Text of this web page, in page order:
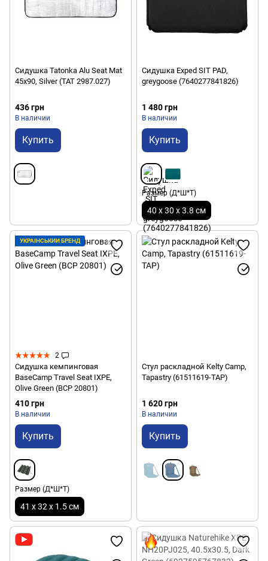
Сидушка Tatonka Alu Seat Mat
45x90, Silver (TAT 2987.027)
436 грн
В наличии
Купить
Сидушка Exped SIT PAD,
greygoose (7640277841826)
1 480 грн
В наличии
Купить
Размер (Д*Ш*Т)
40 x 30 x 3.8 см
УКРАЇНСЬКИЙ БРЕНД
2
Сидушка кемпинговая
BaseCamp Travel Seat IXPE,
Olive Green (BCP 20801)
410 грн
В наличии
Купить
Размер (Д*Ш*Т)
41 x 32 x 1.5 см
Стул раскладной Kelty Camp,
Tapastry (61511619-TAP)
1 620 грн
В наличии
Купить